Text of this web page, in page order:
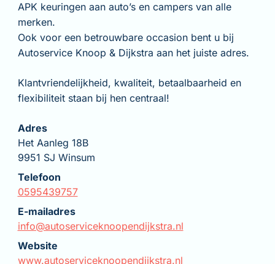
APK keuringen aan auto’s en campers van alle
merken.
Ook voor een betrouwbare occasion bent u bij
Autoservice Knoop & Dijkstra aan het juiste adres.
Klantvriendelijkheid, kwaliteit, betaalbaarheid en
flexibiliteit staan bij hen centraal!
Adres
Het Aanleg 18B
9951 SJ Winsum
Telefoon
0595439757
E-mailadres
info@autoserviceknoopendijkstra.nl
Website
www.autoserviceknoopendijkstra.nl